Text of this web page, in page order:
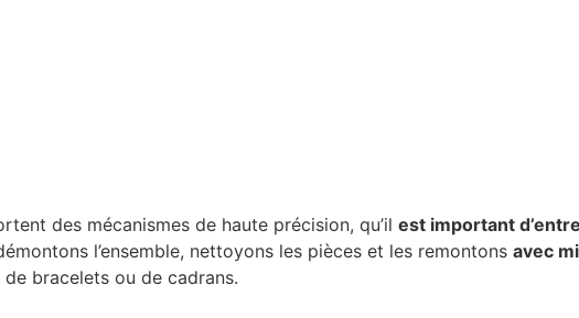
des mécanismes de haute précision, qu’il est important
l’ensemble, nettoyons les pièces et les remontons avec
bracelets ou de cadrans.